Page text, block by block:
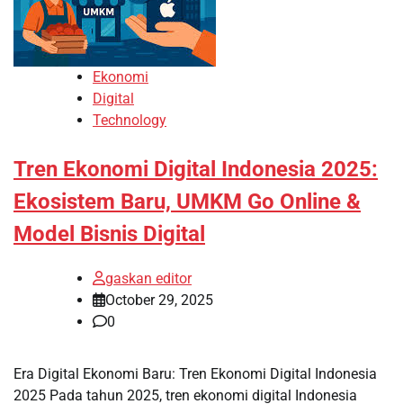
Ekonomi
Digital
Technology
Tren Ekonomi Digital Indonesia 2025:
Ekosistem Baru, UMKM Go Online &
Model Bisnis Digital
gaskan editor
October 29, 2025
0
Era Digital Ekonomi Baru: Tren Ekonomi Digital Indonesia
2025 Pada tahun 2025, tren ekonomi digital Indonesia